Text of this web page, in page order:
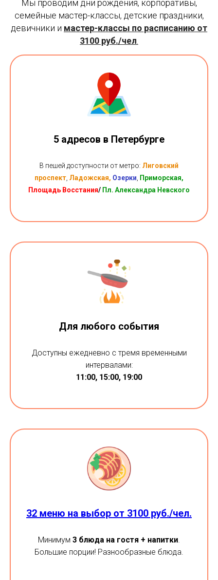
Мы проводим дни рождения, корпоративы,
семейные мастер-классы, детские праздники,
девичники и мастер-классы по расписанию от
3100 руб./чел
5 адресов в Петербурге
В пешей доступности от метро: Лиговский
проспект Ладожская, Озерки
Приморская,
Площадь Восстания/ Пл. Александра Невского
Для любого события
Доступны ежедневно с тремя временными
интервалами:
11:00, 15:00, 19:00
32 меню на выбор от 3100 руб./чел.
Минимум 3 блюда на гостя + напитки.
Большие порции! Разнообразные блюда.